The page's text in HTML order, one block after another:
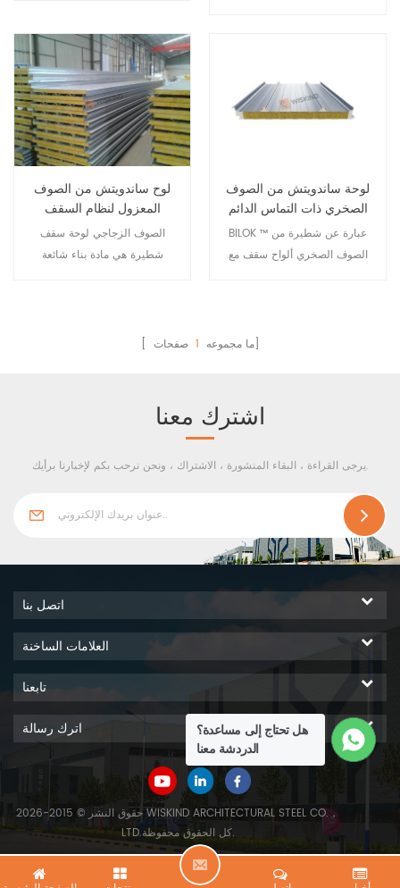
أيضًا مكونة من طبقتين من
الهيكل الهيكلي ونواة عزل واحدة.
احتياجات لوحة الصوف الصخري
قبل المركب ، في بناء الحفاظ
من الحرائق تحت فرضية أكثر من
الوصول إلى الهدف من الجودة
لوح ساندويتش من الصوف
المعزول لنظام السقف
المعدني
الصوف الزجاجي لوحة سقف
شطيرة هي مادة بناء شائعة
الهيكل الهيكلي ونواة عزل واحدة.
المركبة ، كما أن مادة عزل
الصوف الزجاجي توفر لها عزلًا
لوحة ساندويتش من الصوف
الصخري ذات التماس الدائم
مع ختم حافة PU
BiLOK ™ عبارة عن شطيرة من
الصوف الصخري ألواح سقف مع
[ ما مجموعه 1 صفحات]
اشترك معنا
يرجى القراءة ، البقاء المنشورة ، الاشتراك ، ونحن نرحب بكم لإخبارنا برأيك.
هل تحتاج إلى مساعدة؟
الدردشة معنا
اتصل بنا
العلامات الساخنة
تابعنا
اترك رسالة
حقوق النشر © 2015-2026 WISKIND ARCHITECTURAL STEEL CO.，
LTD.كل الحقوق محفوظة.